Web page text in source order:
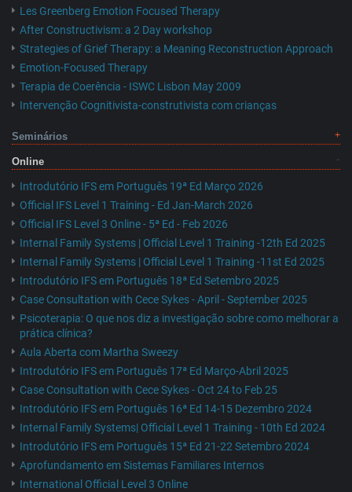
Les Greenberg Emotion Focused Therapy
After Constructivism: a 2 Day workshop
Strategies of Grief Therapy: a Meaning Reconstruction Approach
Emotion-Focused Therapy
Terapia de Coerência - ISWC Lisbon May 2009
Intervenção Cognitivista-construtivista com crianças
Seminários
Online
Introdutório IFS em Português 19ª Ed Março 2026
Official IFS Level 1 Training - Ed Jan-March 2026
Official IFS Level 3 Online - 5ª Ed - Feb 2026
Internal Family Systems | Official Level 1 Training -12th Ed 2025
Internal Family Systems | Official Level 1 Training -11st Ed 2025
Introdutório IFS em Português 18ª Ed Setembro 2025
Case Consultation with Cece Sykes - April - September 2025
Psicoterapia: O que nos diz a investigação sobre como melhorar a
prática clínica?
Aula Aberta com Martha Sweezy
Introdutório IFS em Português 17ª Ed Março-Abril 2025
Case Consultation with Cece Sykes - Oct 24 to Feb 25
Introdutório IFS em Português 16ª Ed 14-15 Dezembro 2024
Internal Family Systems| Official Level 1 Training - 10th Ed 2024
Introdutório IFS em Português 15ª Ed 21-22 Setembro 2024
Aprofundamento em Sistemas Familiares Internos
International Official Level 3 Online